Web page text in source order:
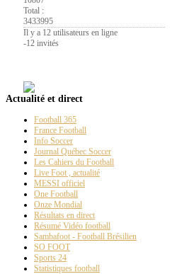
Total :
3433995
Il y a 12 utilisateurs en ligne
-12 invités
Actualité et direct
Football 365
France Football
Info Soccer
Journal Québec Soccer
Les Cahiers du Football
Live Foot , actualité
MESSI officiel
One Football
Onze Mondial
Résultats en direct
Résumé Vidéo football
Sambafoot - Football Brésilien
SO FOOT
Sports 24
Statistiques football